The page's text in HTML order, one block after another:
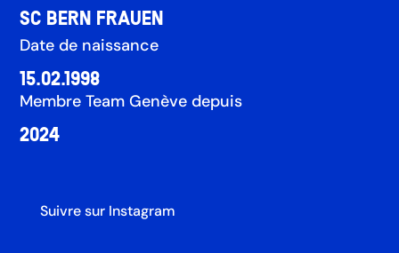
SC Bern Frauen
Date de naissance
15.02.1998
Membre Team Genève depuis
2024
Suivre sur Instagram